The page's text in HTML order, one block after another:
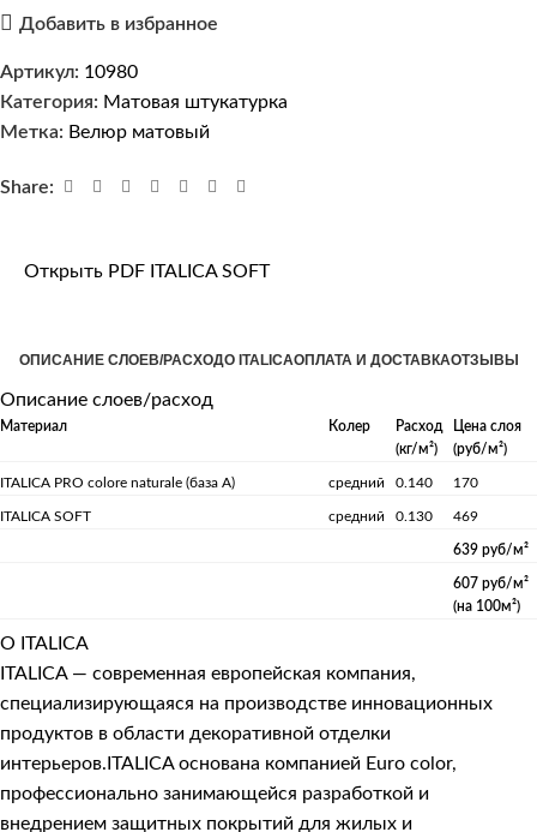
Добавить в избранное
Артикул: 10980
Категория: Матовая штукатурка
Метка: Велюр матовый
Share:
Открыть PDF ITALICA SOFT
ОПИСАНИЕ СЛОЕВ/РАСХОДО ITALICAОПЛАТА И ДОСТАВКАОТЗЫВЫ
Описание слоев/расход
Материал Колер
Расход
(кг/м²)
Цена слоя
(руб/м²)
ITALICA PRO colore naturale (база А) средний 0.140 170
ITALICA SOFT средний 0.130 469
639 руб/м²
607 руб/м²
(на 100м²)
О ITALICA
ITALICA — современная европейская компания,
специализирующаяся на производстве инновационных
продуктов в области декоративной отделки
интерьеров.ITALICA основана компанией Euro color,
профессионально занимающейся разработкой и
внедрением защитных покрытий для жилых и